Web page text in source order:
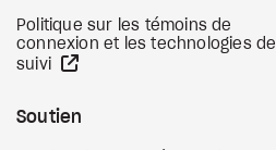
Politique sur les témoins de
connexion et les technologies de
suivi
Soutien